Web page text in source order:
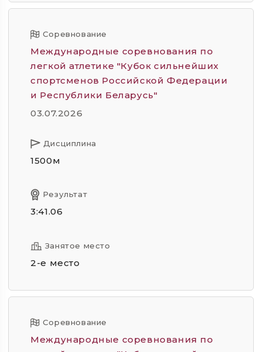
Соревнование
Международные соревнования по
легкой атлетике "Кубок сильнейших
спортсменов Российской Федерации
и Республики Беларусь"
03.07.2026
Дисциплина
1500м
Результат
3:41.06
Занятое место
2-е место
Соревнование
Международные соревнования по